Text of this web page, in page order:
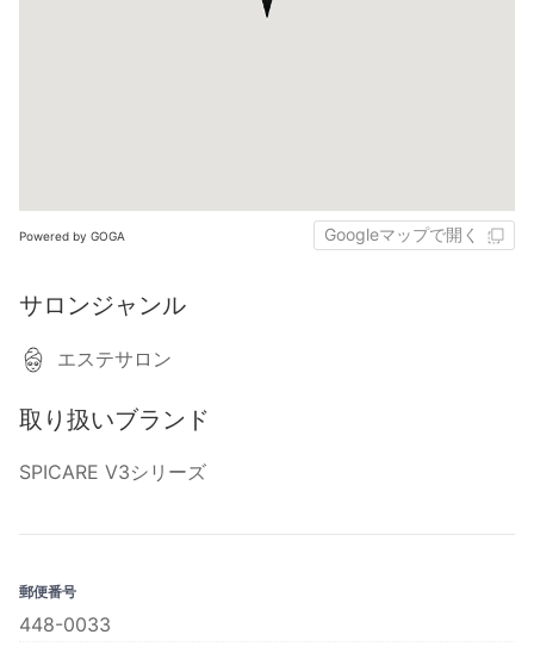
Powered by GOGA Googleマップで開く
サロンジャンル
エステサロン
取り扱いブランド
SPICARE V3シリーズ
郵便番号
448-0033